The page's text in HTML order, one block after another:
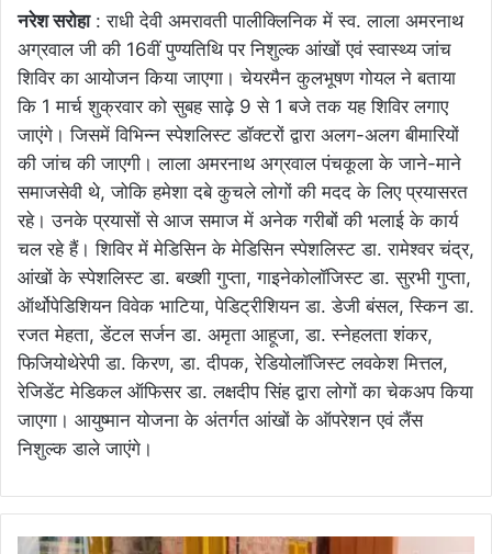
नरेश सरोहा: राधी देवी अमरावती पालीक्लिनिक में स्व. लाला अमरनाथ
अग्रवाल जी की 16वीं पुण्यतिथि पर निशुल्क आंखों एवं स्वास्थ्य जांच
शिविर का आयोजन किया जाएगा। चेयरमैन कुलभूषण गोयल ने बताया
कि 1 मार्च शुक्रवार को सुबह साढ़े 9 से 1 बजे तक यह शिविर लगाए
जाएंगे। जिसमें विभिन्न स्पेशलिस्ट डॉक्टरों द्वारा अलग-अलग बीमारियों
की जांच की जाएगी। लाला अमरनाथ अग्रवाल पंचकूला के जाने-माने
समाजसेवी थे, जोकि हमेशा दबे कुचले लोगों की मदद के लिए प्रयासरत
रहे। उनके प्रयासों से आज समाज में अनेक गरीबों की भलाई के कार्य
चल रहे हैं। शिविर में मेडिसिन के मेडिसिन स्पेशलिस्ट डा. रामेश्वर चंद्र,
आंखों के स्पेशलिस्ट डा. बख्शी गुप्ता, गाइनेकोलॉजिस्ट डा. सुरभी गुप्ता,
ऑर्थोपेडिशियन विवेक भाटिया, पेडिट्रीशियन डा. डेजी बंसल, स्किन डा.
रजत मेहता, डेंटल सर्जन डा. अमृता आहूजा, डा. स्नेहलता शंकर,
फिजियोथेरेपी डा. किरण, डा. दीपक, रेडियोलॉजिस्ट लवकेश मित्तल,
रेजिडेंट मेडिकल ऑफिसर डा. लक्षदीप सिंह द्वारा लोगों का चेकअप किया
जाएगा। आयुष्मान योजना के अंतर्गत आंखों के ऑपरेशन एवं लैंस
निशुल्क डाले जाएंगे।